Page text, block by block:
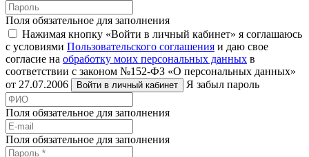
Поля обязательное для заполнения
Нажимая кнопку «Войти в личный кабинет» я соглашаюсь
с условиями Пользовательского соглашения и даю свое
согласие на обработку моих персональных данных в
соответствии с законом №152-ФЗ «О персональных данных»
от 27.07.2006
Войти в личный кабинет Я забыл пароль
Поля обязательное для заполнения
Поля обязательное для заполнения